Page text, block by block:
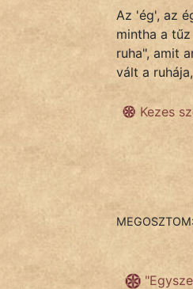
KÖZMONDÁS
FILM
Az 'ég', az
mintha a
ruha", amit
vált a
Kezes
MEGOSZTOM: